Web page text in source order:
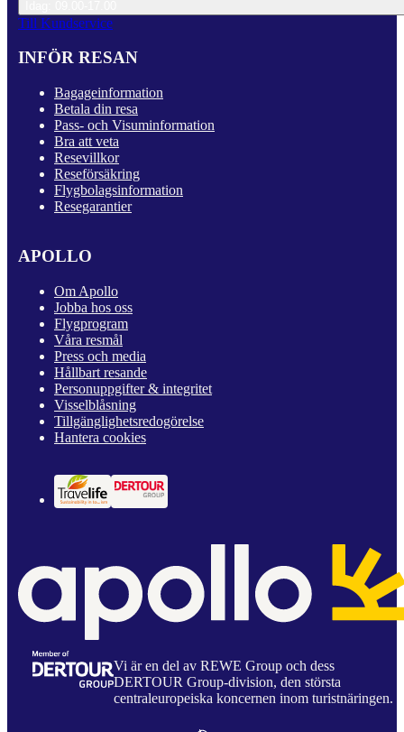
Till Kundservice
INFÖR RESAN
Bagageinformation
Betala din resa
Pass- och Visuminformation
Bra att veta
Resevillkor
Reseförsäkring
Flygbolagsinformation
Resegarantier
APOLLO
Om Apollo
Jobba hos oss
Flygprogram
Våra resmål
Press och media
Hållbart resande
Personuppgifter & integritet
Visselblåsning
Tillgänglighetsredogörelse
Hantera cookies
Vi är en del av REWE Group och dess
DERTOUR Group-division, den största
centraleuropeiska koncernen inom turistnäringen.